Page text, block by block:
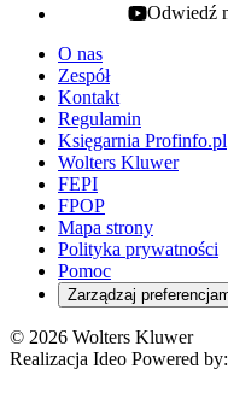
youtube -
Odwiedź
O nas
Zespół
Kontakt
Regulamin
Księgarnia Profinfo.pl
Wolters Kluwer
FEPI
FPOP
Mapa strony
Polityka prywatności
Pomoc
Zarządzaj
© 2026 Wolters Kluwer
Realizacja Ideo Powered by: